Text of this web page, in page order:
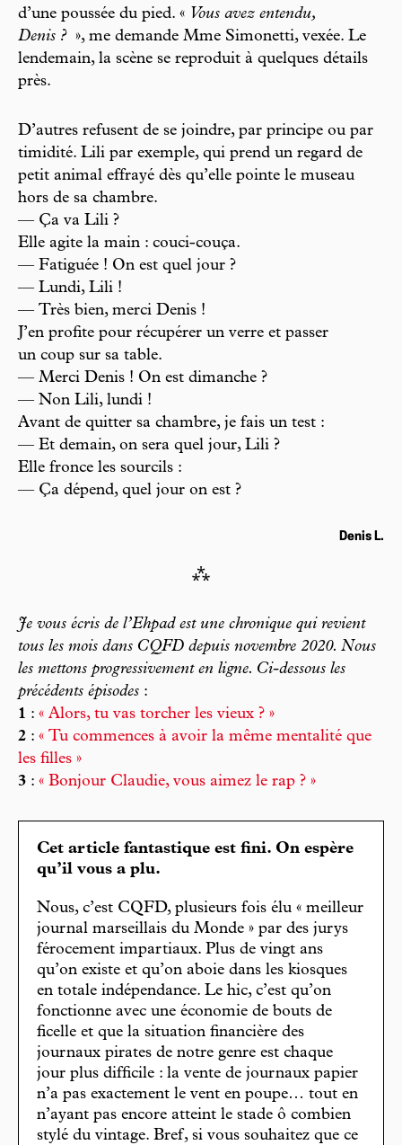
d’une poussée du pied. « Vous avez entendu,
Denis ? », me demande Mme Simonetti, vexée. Le
lendemain, la scène se reproduit à quelques détails
près.
D’autres refusent de se joindre, par principe ou par
timidité. Lili par exemple, qui prend un regard de
petit animal effrayé dès qu’elle pointe le museau
hors de sa chambre.
— Ça va Lili ?
Elle agite la main : couci-couça.
— Fatiguée ! On est quel jour ?
— Lundi, Lili !
— Très bien, merci Denis !
J’en profite pour récupérer un verre et passer
un coup sur sa table.
— Merci Denis ! On est dimanche ?
— Non Lili, lundi !
Avant de quitter sa chambre, je fais un test :
— Et demain, on sera quel jour, Lili ?
Elle fronce les sourcils :
— Ça dépend, quel jour on est ?
Denis L.
⁂
Je vous écris de l’Ehpad est une chronique qui revient
tous les mois dans CQFD depuis novembre 2020. Nous
les mettons progressivement en ligne. Ci-dessous les
précédents épisodes :
1 : « Alors, tu vas torcher les vieux ? »
2 : « Tu commences à avoir la même mentalité que
les filles »
3 : « Bonjour Claudie, vous aimez le rap ? »
Cet article fantastique est fini. On espère
qu’il vous a plu.
Nous, c’est CQFD, plusieurs fois élu « meilleur
journal marseillais du Monde » par des jurys
férocement impartiaux. Plus de vingt ans
qu’on existe et qu’on aboie dans les kiosques
en totale indépendance. Le hic, c’est qu’on
fonctionne avec une économie de bouts de
ficelle et que la situation financière des
journaux pirates de notre genre est chaque
jour plus difficile : la vente de journaux papier
n’a pas exactement le vent en poupe… tout en
n’ayant pas encore atteint le stade ô combien
stylé du vintage. Bref, si vous souhaitez que ce